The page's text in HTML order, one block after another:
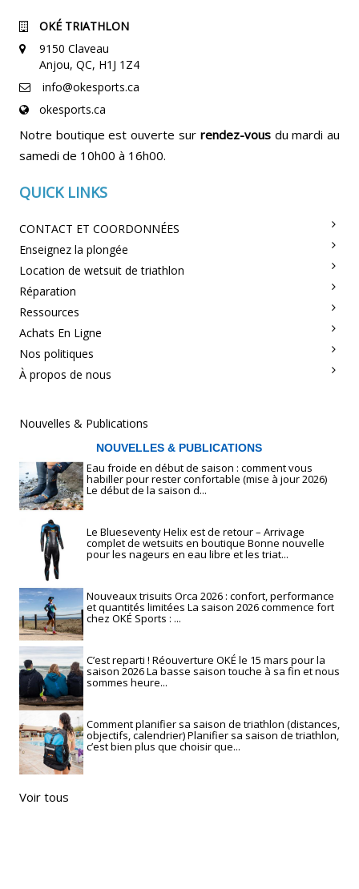
OKÉ TRIATHLON
9150 Claveau
Anjou, QC, H1J 1Z4
info@okesports.ca
okesports.ca
Notre boutique est ouverte sur rendez-vousdu mardi au
samedi de 10h00 à 16h00.
QUICK LINKS
CONTACT ET COORDONNÉES
Enseignez la plongée
Location de wetsuit de triathlon
Réparation
Ressources
Achats En Ligne
Nos politiques
À propos de nous
Nouvelles & Publications
NOUVELLES & PUBLICATIONS
Eau froide en début de saison : comment vous
habiller pour rester confortable (mise à jour 2026)
Le début de la saison d...
Le Blueseventy Helix est de retour – Arrivage
complet de wetsuits en boutique Bonne nouvelle
pour les nageurs en eau libre et les triat...
Nouveaux trisuits Orca 2026 : confort, performance
et quantités limitées La saison 2026 commence fort
chez OKÉ Sports : ...
C’est reparti ! Réouverture OKÉ le 15 mars pour la
saison 2026 La basse saison touche à sa fin et nous
sommes heure...
Comment planifier sa saison de triathlon (distances,
objectifs, calendrier) Planifier sa saison de triathlon,
c’est bien plus que choisir que...
Voir tous